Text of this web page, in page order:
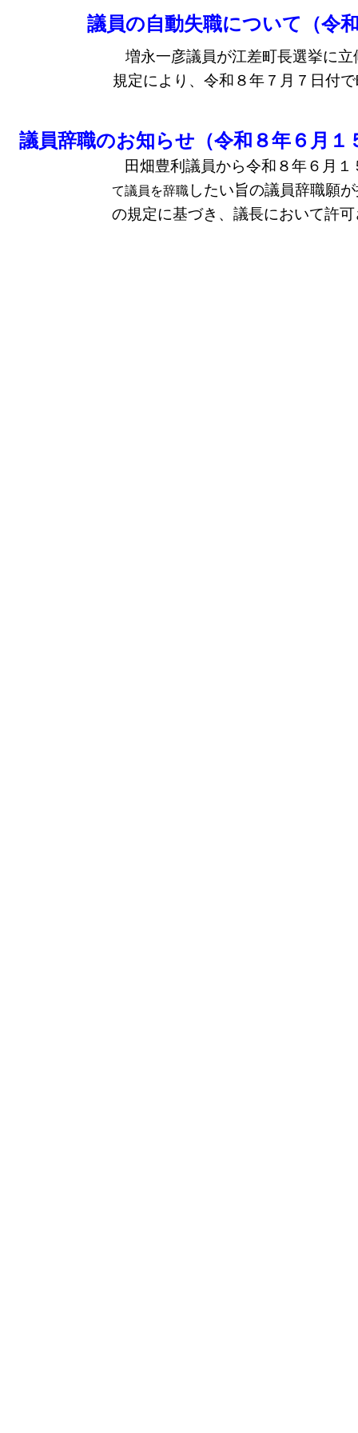
議員の自動失職について（令
増永一彦議員が江差町長選挙に
規定により、令和８年７月７日付
議員辞職のお知らせ（令和８年６月１
田畑豊利議員から令和８年６月
て議員を辞職したい旨の議員辞職願
の規定に基づき、議長において許